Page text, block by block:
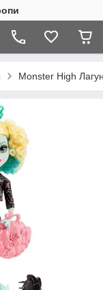
Monster High